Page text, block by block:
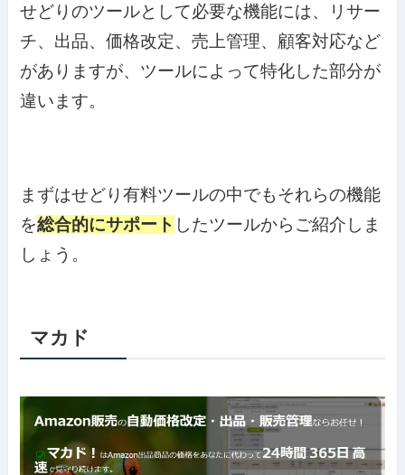
せどりのツールとして必要な機能には、リサー
チ、出品、価格改定、売上管理、顧客対応など
がありますが、ツールによって特化した部分が
違います。
まずはせどり有料ツールの中でもそれらの機能
を総合的にサポート したツールからご紹介しま
しょう。
マカド